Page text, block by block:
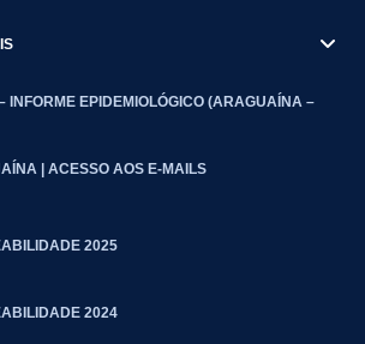
INFORME EPIDEMIOLÓGICO (ARAGUAÍNA –
| ACESSO AOS E-MAILS
2025
2024